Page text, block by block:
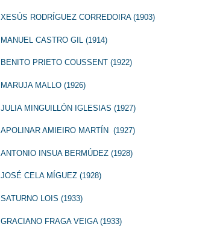
XESÚS RODRÍGUEZ CORREDOIRA (1903)
MANUEL CASTRO GIL (1914)
BENITO PRIETO COUSSENT (1922)
MARUJA MALLO (1926)
JULIA MINGUILLÓN IGLESIAS (1927)
APOLINAR AMIEIRO MARTÍN (1927)
ANTONIO INSUA BERMÚDEZ (1928)
JOSÉ CELA MÍGUEZ (1928)
SATURNO LOIS (1933)
GRACIANO FRAGA VEIGA (1933)